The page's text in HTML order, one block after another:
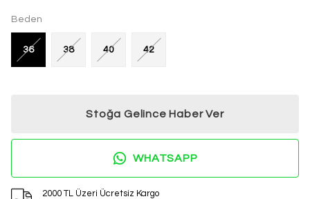
Beden
36 38 40 42
Stoğa Gelince Haber Ver
WHATSAPP
2000 TL Üzeri Ücretsiz Kargo